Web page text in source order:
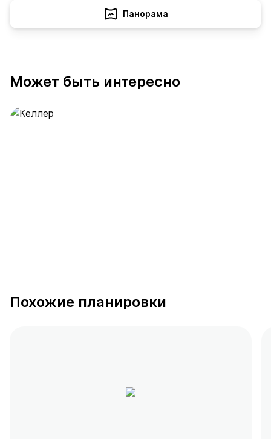
Панорама
Может быть интересно
Похожие планировки